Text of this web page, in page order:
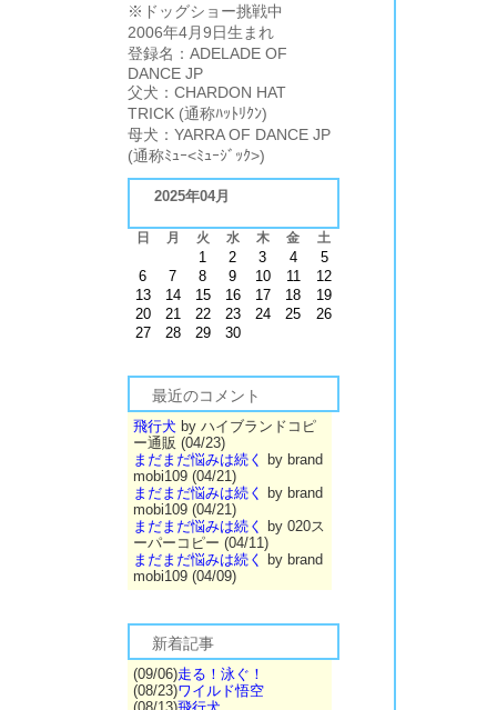
※ドッグショー挑戦中
2006年4月9日生まれ
登録名：ADELADE OF
DANCE JP
父犬：CHARDON HAT
TRICK (通称ﾊｯﾄﾘｸﾝ)
母犬：YARRA OF DANCE JP
(通称ﾐｭｰ<ﾐｭｰｼﾞｯｸ>)
2025年04月
日 月 火 水 木 金 土
1 2 3 4
5
6
7 8 9 10 11
12
13
14 15 16 17 18
19
20
21 22 23 24 25
26
27
28 29 30
最近のコメント
飛行犬 by ハイブランドコピ
ー通販 (04/23)
まだまだ悩みは続く
by brand
mobi109 (04/21)
まだまだ悩みは続く
by brand
mobi109 (04/21)
まだまだ悩みは続く
by 020ス
ーパーコピー (04/11)
まだまだ悩みは続く
by brand
mobi109 (04/09)
新着記事
(09/06)走る！泳ぐ！
(08/23)ワイルド悟空